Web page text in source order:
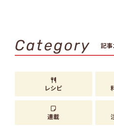
Category 記事
レシピ
連載